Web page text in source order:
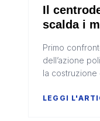
Il
scalda i
Primo
dell’azione
la
nella serata di
LEGGI